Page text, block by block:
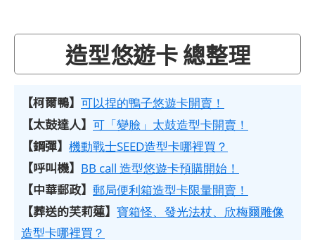
造型悠遊卡 總整理
【柯爾鴨】 可以捏的鴨子悠遊卡開賣！
【太鼓達人】 可「變臉」太鼓造型卡開賣！
【鋼彈】 機動戰士SEED造型卡哪裡買？
【呼叫機】 BB call 造型悠遊卡預購開始！
【中華郵政】 郵局便利箱造型卡限量開賣！
【葬送的芙莉蓮】 寶箱怪、發光法杖、欣梅爾雕像
造型卡哪裡買？